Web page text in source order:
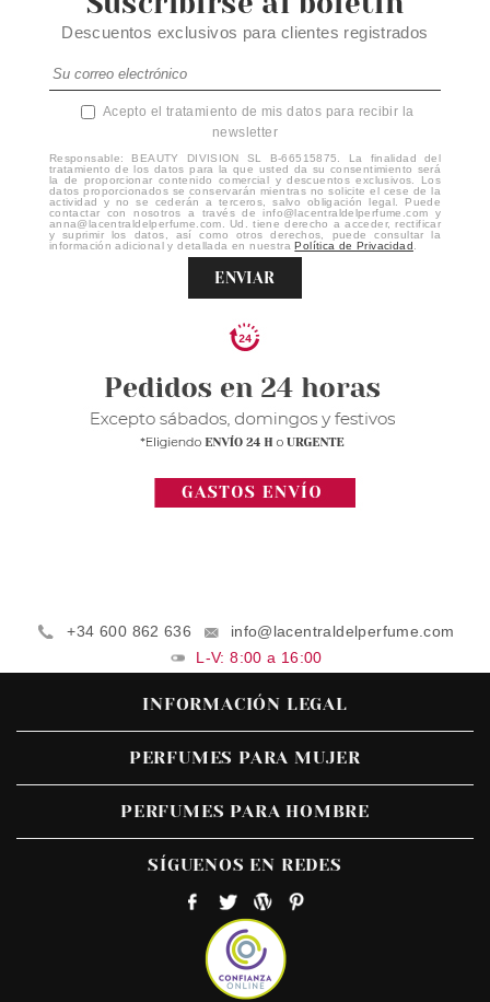
Descuentos exclusivos para clientes registrados
Acepto el tratamiento de mis datos para recibir la
newsletter
Responsable: BEAUTY DIVISION SL B-66515875. La finalidad del
tratamiento de los datos para la que usted da su consentimiento será
la de proporcionar contenido comercial y descuentos exclusivos. Los
datos proporcionados se conservarán mientras no solicite el cese de la
actividad y no se cederán a terceros, salvo obligación legal. Puede
contactar con nosotros a través de info@lacentraldelperfume.com y
anna@lacentraldelperfume.com. Ud. tiene derecho a acceder, rectificar
y suprimir los datos, así como otros derechos, puede consultar la
información adicional y detallada en nuestraPolítica de Privacidad
ENVIAR
+34 600 862 636
info@lacentraldelperfume.com
L-V: 8:00 a 16:00
INFORMACIÓN LEGAL
PERFUMES PARA MUJER
PERFUMES PARA HOMBRE
SÍGUENOS EN REDES